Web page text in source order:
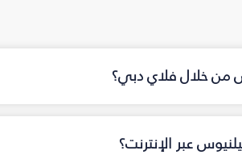
من خلال فلاي دبي؟
عبر الإنترنت؟